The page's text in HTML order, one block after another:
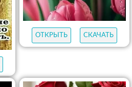
ОТКРЫТЬ СКАЧАТЬ